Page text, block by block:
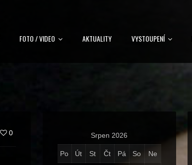
FOTO / VIDEO AKTUALITY VYSTOUPENÍ
0 Srpen 2026
Po Út St Čt Pá So Ne